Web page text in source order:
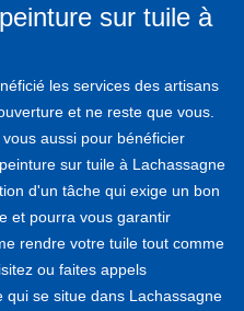
sur tuile à
les services des artisans
et ne reste que vous.
aussi pour bénéficier
sur tuile à Lachassagne
d'un tâche qui exige un bon
et pourra vous garantir
rendre votre tuile tout comme
ou faites appels
se situe dans Lachassagne